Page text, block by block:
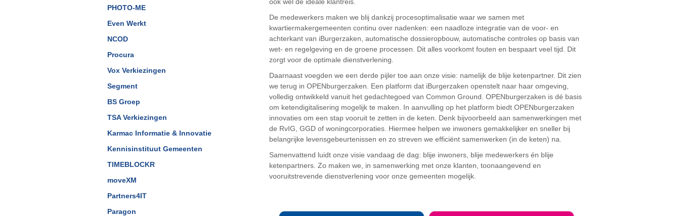
PHOTO-ME
Even Werkt
NCOD
Procura
Vox Verkiezingen
Segment
BS Groep
TSA Verkiezingen
Karmac Informatie & Innovatie
Kennisinstituut Gemeenten
TIMEBLOCKR
moveXM
Partners4IT
Paragon
De medewerkers maken we blij dankzij procesoptimalisatie waar we samen met
kwartiermakergemeenten continu over nadenken: een naadloze integratie van de voor- en
achterkant van iBurgerzaken, automatische dossieropbouw, automatische controles op basis van
wet- en regelgeving en de groene processen. Dit alles voorkomt fouten en bespaart veel tijd. Dit
zorgt voor de optimale dienstverlening.
Daarnaast voegden we een derde pijler toe aan onze visie: namelijk de blije ketenpartner. Dit zien
we terug in OPENburgerzaken. Een platform dat iBurgerzaken openstelt naar haar omgeving,
volledig ontwikkeld vanuit het gedachtegoed van Common Ground. OPENburgerzaken is dé basis
om ketendigitalisering mogelijk te maken. In aanvulling op het platform biedt OPENburgerzaken
innovaties om een stap vooruit te zetten in de keten. Denk bijvoorbeeld aan samenwerkingen met
de RvIG, GGD of woningcorporaties. Hiermee helpen we inwoners gemakkelijker en sneller bij
belangrijke levensgebeurtenissen en zo streven we efficiënt samenwerken (in de keten) na.
Samenvattend luidt onze visie vandaag de dag: blije inwoners, blije medewerkers én blije
ketenpartners. Zo maken we, in samenwerking met onze klanten, toonaangevend en
vooruitstrevende dienstverlening voor onze gemeenten mogelijk.